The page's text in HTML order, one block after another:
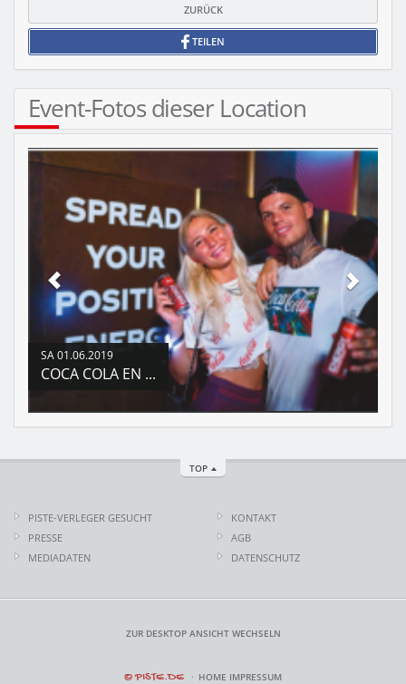
ZURÜCK
TEILEN
Event-Fotos dieser Location
SA01.06.2019
COCA COLA EN ...
TOP
PISTE-VERLEGER GESUCHT
PRESSE
MEDIADATEN
KONTAKT
AGB
DATENSCHUTZ
ZUR DESKTOP ANSICHT WECHSELN
© PISTE.DE HOME IMPRESSUM